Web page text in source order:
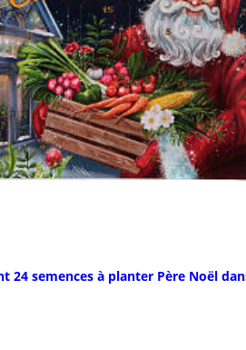
24 semences à planter Père Noël